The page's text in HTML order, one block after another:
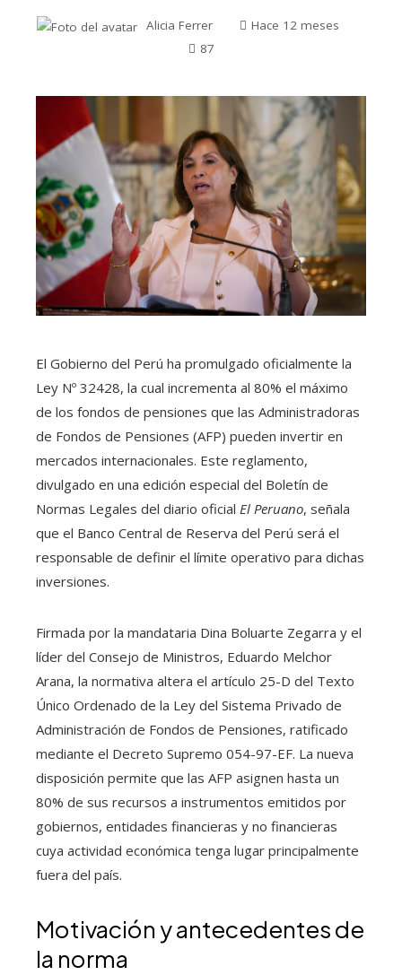
Alicia Ferrer
Hace 12 meses
87
El Gobierno del Perú ha promulgado oficialmente la
Ley Nº 32428, la cual incrementa al 80% el máximo
de los fondos de pensiones que las Administradoras
de Fondos de Pensiones (AFP) pueden invertir en
mercados internacionales. Este reglamento,
divulgado en una edición especial del Boletín de
Normas Legales del diario oficial El Peruano, señala
que el Banco Central de Reserva del Perú será el
responsable de definir el límite operativo para dichas
inversiones.
Firmada por la mandataria Dina Boluarte Zegarra y el
líder del Consejo de Ministros, Eduardo Melchor
Arana, la normativa altera el artículo 25-D del Texto
Único Ordenado de la Ley del Sistema Privado de
Administración de Fondos de Pensiones, ratificado
mediante el Decreto Supremo 054-97-EF. La nueva
disposición permite que las AFP asignen hasta un
80% de sus recursos a instrumentos emitidos por
gobiernos, entidades financieras y no financieras
cuya actividad económica tenga lugar principalmente
fuera del país.
Motivación y antecedentes de
la norma